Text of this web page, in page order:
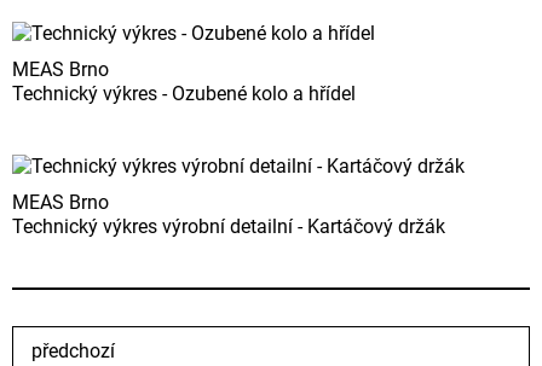
MEAS Brno
Technický výkres - Ozubené kolo a hřídel
MEAS Brno
Technický výkres výrobní detailní - Kartáčový držák
předchozí